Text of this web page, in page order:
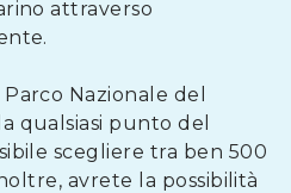
attraverso
Nazionale del
qualsiasi punto del
scegliere tra ben 500
avrete la possibilità